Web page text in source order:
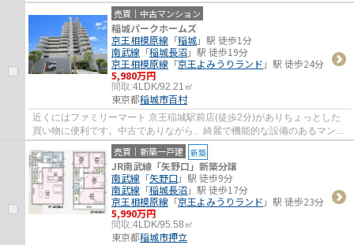
ホームの購入をお考えなら稲城市をご検討く...
売買｜中古マンション
稲城パークホームズ
京王相模原線 「稲城」駅 徒歩1分
南武線 「稲城長沼」駅 徒歩19分
京王相模原線 「京王よみうりランド 」駅 徒歩24分
5,980万円
間取:4LDK/92.21㎡
東京都稲城市百村
近くにはファミリーマート 京王稲城駅前店(徒歩2分)がありちょっとした
買い物に便利です。中古でありながら、綺麗で機能的な設備のあるマンシ
ョンです。京王相模原線稲城近郊には当社...
売買｜新築一戸建 新築
JR南武線「矢野口」新築分譲
南武線 「矢野口 」駅 徒歩9分
南武線 「稲城長沼」駅 徒歩17分
京王相模原線 「京王よみうりランド 」駅 徒歩23分
5,990万円
間取:4LDK/95.58㎡
東京都稲城市押立